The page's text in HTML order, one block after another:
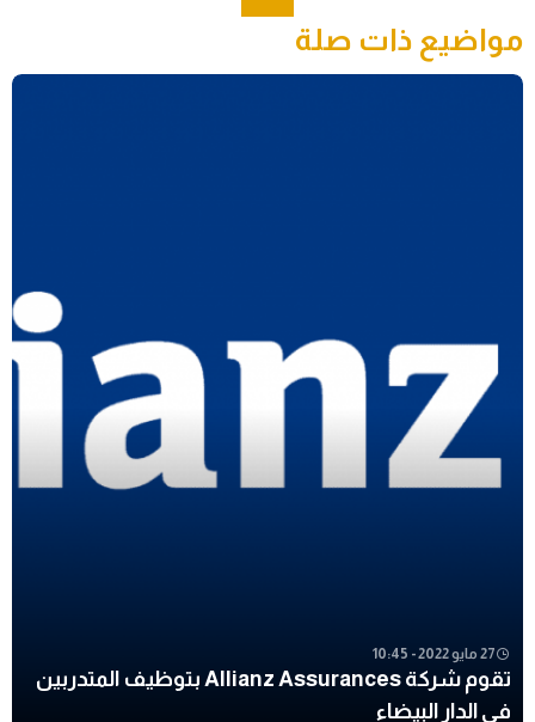
مواضيع ذات صلة
27 مايو 2022 - 10:45
تقوم شركة Allianz Assurances بتوظيف المتدربين
في الدار البيضاء